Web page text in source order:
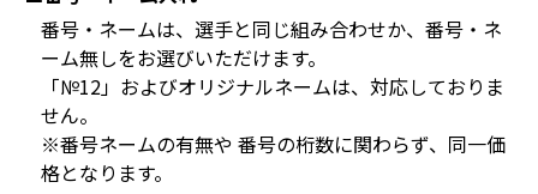
番号・ネームは、選手と同じ組み合わせか、番号・ネ
ーム無しをお選びいただけます。
「№12」およびオリジナルネームは、対応しておりま
せん。
※番号ネームの有無や 番号の桁数に関わらず、同一価
格となります。